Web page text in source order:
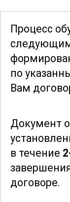
материалов.
В рамках
всей
Процесс
по
Вам
Документ
в течение
договоре.